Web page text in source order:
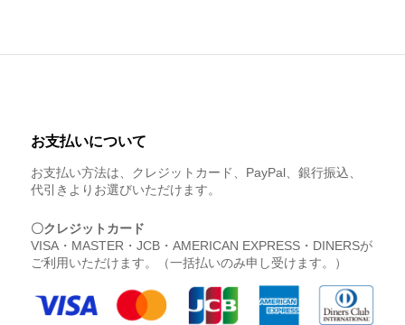
お支払いについて
お支払い方法は、クレジットカード、PayPal、銀行振込、
代引きよりお選びいただけます。
〇クレジットカード
VISA・MASTER・JCB・AMERICAN EXPRESS・DINERSが
ご利用いただけます。（一括払いのみ申し受けます。）